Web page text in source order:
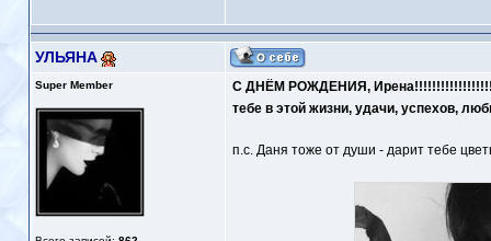
УЛЬЯНА
Super Member
С ДНЁМ РОЖДЕНИЯ,
тебе в этой жизни, удачи, успехов,
п.с. Даня тоже от души - дарит тебе